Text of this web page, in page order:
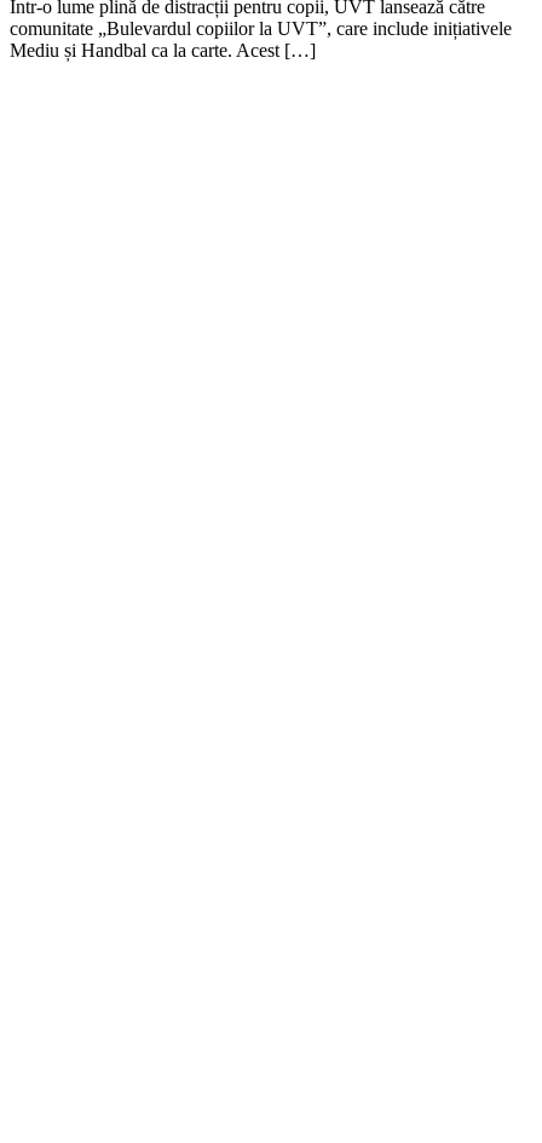
Într-o lume plină de distracții pentru copii, UVT lansează către
comunitate „Bulevardul copiilor la UVT”, care include inițiativele
Mediu și Handbal ca la carte. Acest […]